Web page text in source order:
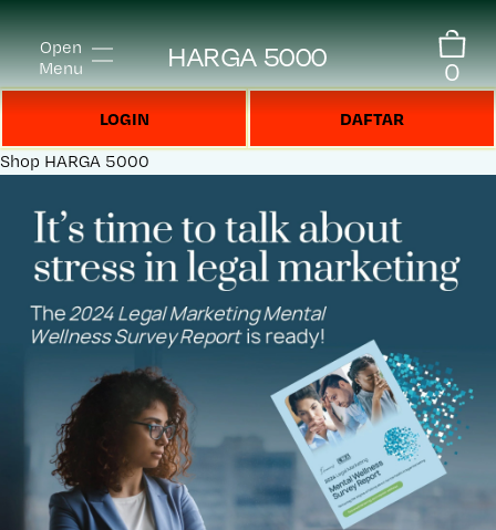
Open
Menu
HARGA 5000 0
LOGIN DAFTAR
Shop HARGA 5000